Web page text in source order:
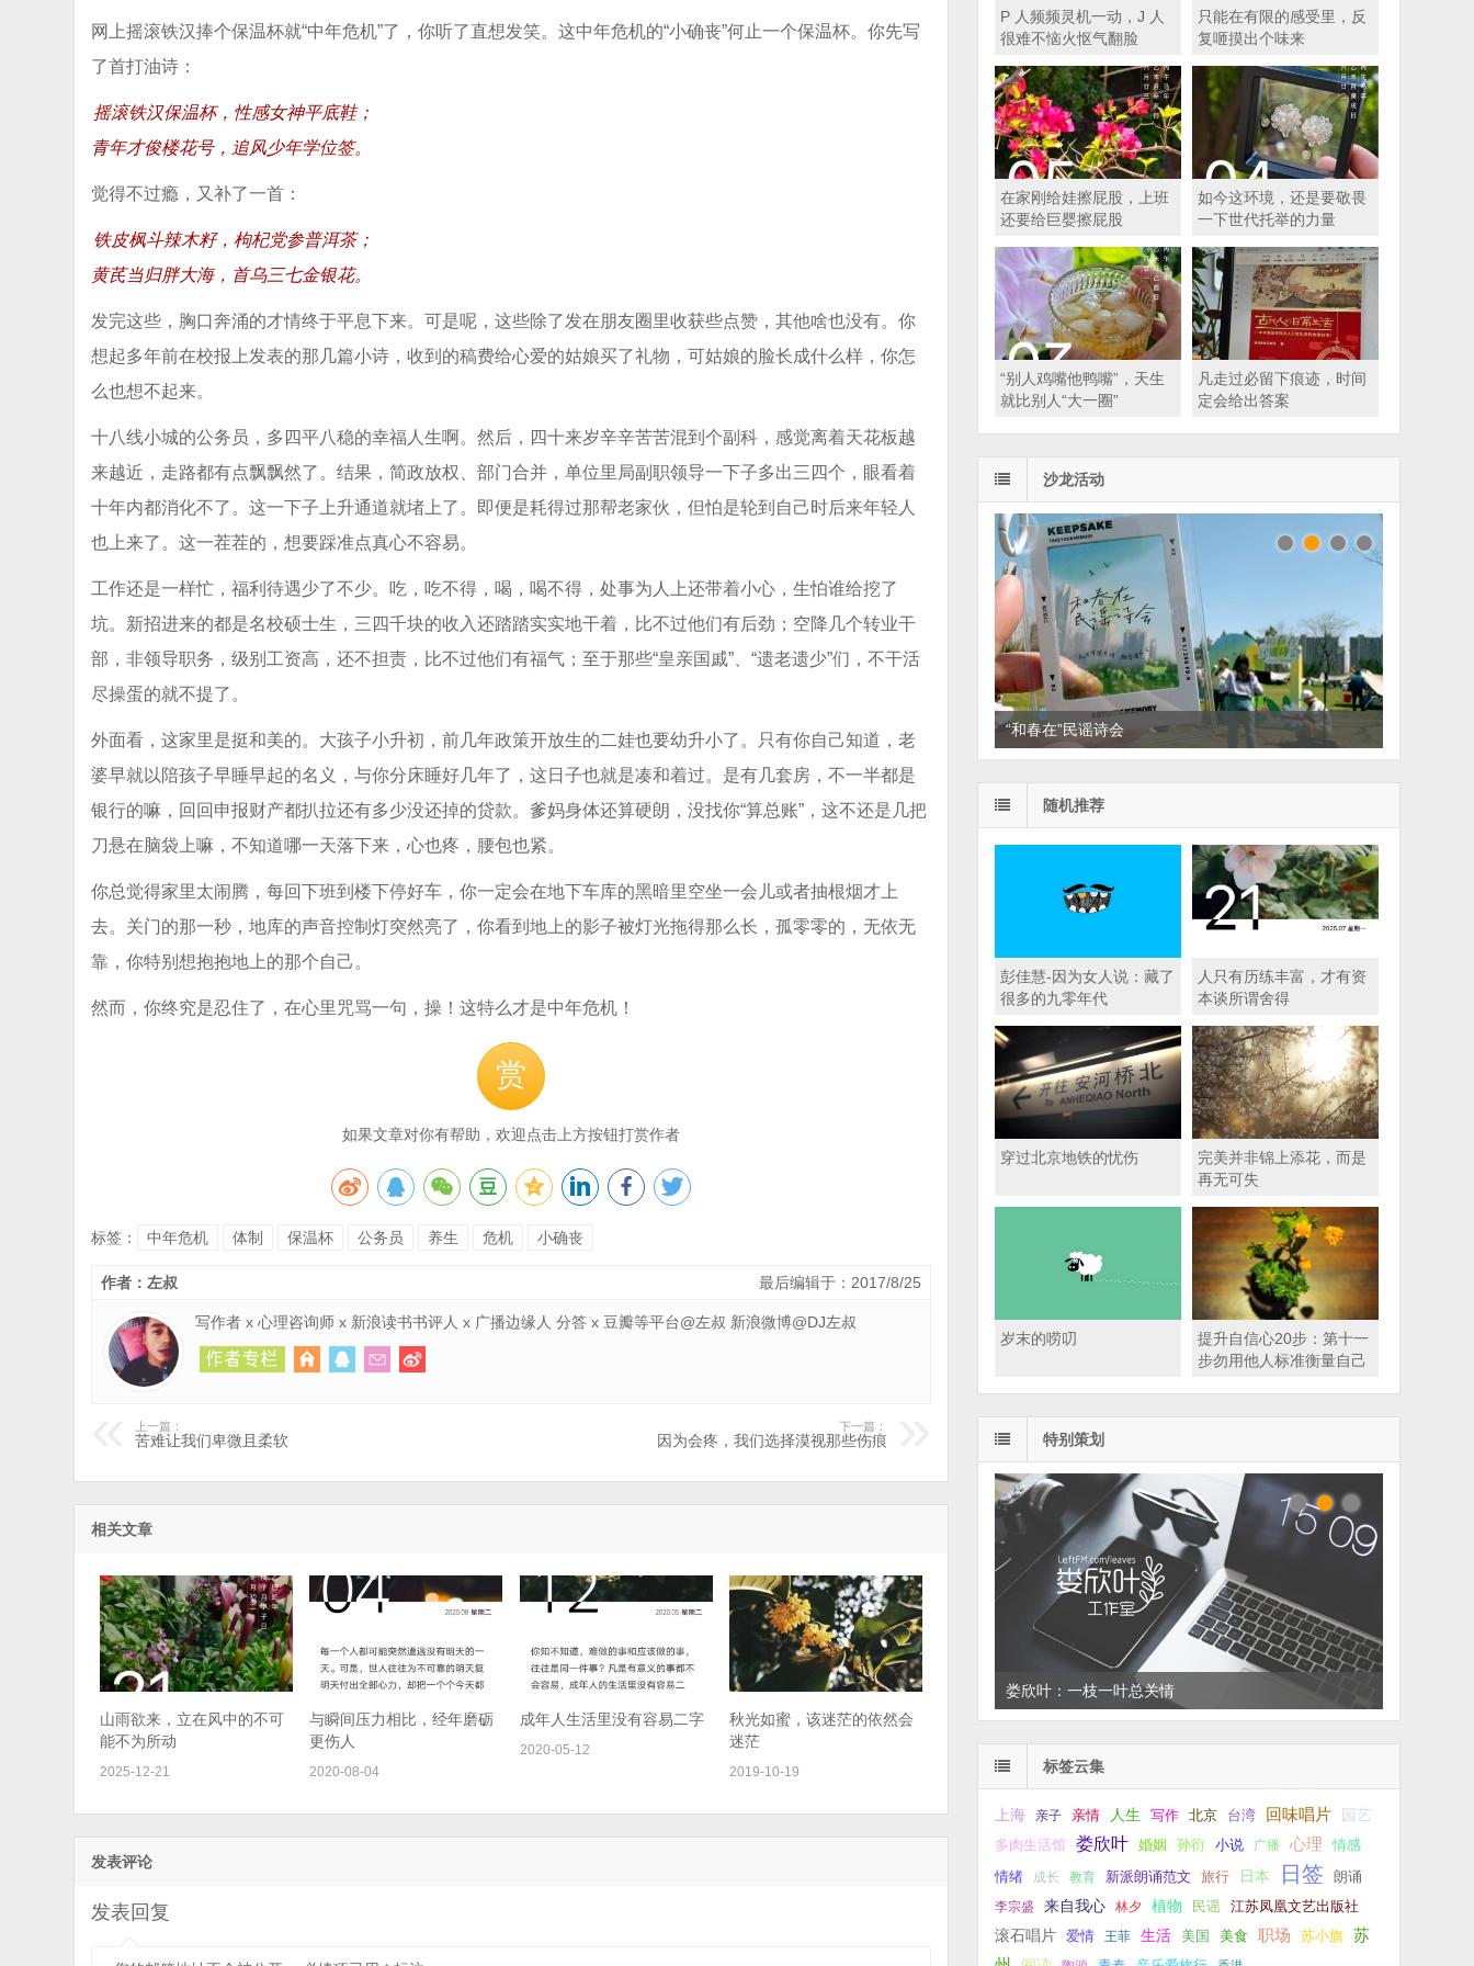
网上摇滚铁汉捧个保温杯就“中年危机”了，你听了直想发笑。这中年危机的“小确丧”何止一个保温杯。你先写
了首打油诗：
摇滚铁汉保温杯，性感女神平底鞋；
青年才俊楼花号，追风少年学位签。
觉得不过瘾，又补了一首：
铁皮枫斗辣木籽，枸杞党参普洱茶；
黄芪当归胖大海，首乌三七金银花。
发完这些，胸口奔涌的才情终于平息下来。可是呢，这些除了发在朋友圈里收获些点赞，其他啥也没有。你
想起多年前在校报上发表的那几篇小诗，收到的稿费给心爱的姑娘买了礼物，可姑娘的脸长成什么样，你怎
么也想不起来。
十八线小城的公务员，多四平八稳的幸福人生啊。然后，四十来岁辛辛苦苦混到个副科，感觉离着天花板越
来越近，走路都有点飘飘然了。结果，简政放权、部门合并，单位里局副职领导一下子多出三四个，眼看着
十年内都消化不了。这一下子上升通道就堵上了。即便是耗得过那帮老家伙，但怕是轮到自己时后来年轻人
也上来了。这一茬茬的，想要踩准点真心不容易。
工作还是一样忙，福利待遇少了不少。吃，吃不得，喝，喝不得，处事为人上还带着小心，生怕谁给挖了
坑。新招进来的都是名校硕士生，三四千块的收入还踏踏实实地干着，比不过他们有后劲；空降几个转业干
部，非领导职务，级别工资高，还不担责，比不过他们有福气；至于那些“皇亲国戚”、“遗老遗少”们，不干活
尽操蛋的就不提了。
外面看，这家里是挺和美的。大孩子小升初，前几年政策开放生的二娃也要幼升小了。只有你自己知道，老
婆早就以陪孩子早睡早起的名义，与你分床睡好几年了，这日子也就是凑和着过。是有几套房，不一半都是
银行的嘛，回回申报财产都扒拉还有多少没还掉的贷款。爹妈身体还算硬朗，没找你“算总账”，这不还是几把
刀悬在脑袋上嘛，不知道哪一天落下来，心也疼，腰包也紧。
你总觉得家里太闹腾，每回下班到楼下停好车，你一定会在地下车库的黑暗里空坐一会儿或者抽根烟才上
去。关门的那一秒，地库的声音控制灯突然亮了，你看到地上的影子被灯光拖得那么长，孤零零的，无依无
靠，你特别想抱抱地上的那个自己。
然而，你终究是忍住了，在心里咒骂一句，操！这特么才是中年危机！
赏
如果文章对你有帮助，欢迎点击上方按钮打赏作者
标签： 中年危机 体制 保温杯 公务员 养生 危机 小确丧
最后编辑于：2017/8/25
作者：左叔
写作者 x 心理咨询师 x 新浪读书书评人 x 广播边缘人 分答 x 豆瓣等平台@左叔 新浪微博@DJ左叔
上一篇：
苦难让我们卑微且柔软
下一篇：
因为会疼，我们选择漠视那些伤痕
相关文章
山雨欲来，立在风中的不可
能不为所动
2025-12-21
与瞬间压力相比，经年磨砺
更伤人
2020-08-04
成年人生活里没有容易二字
2020-05-12
秋光如蜜，该迷茫的依然会
迷茫
2019-10-19
发表评论
发表回复
P 人频频灵机一动，J 人
很难不恼火怄气翻脸
只能在有限的感受里，反
复咂摸出个味来
在家刚给娃擦屁股，上班
还要给巨婴擦屁股
如今这环境，还是要敬畏
一下世代托举的力量
“别人鸡嘴他鸭嘴”，天生
就比别人“大一圈”
凡走过必留下痕迹，时间
定会给出答案
沙龙活动
“和春在”民谣诗会
读家书单：悦读，散散班味
随机推荐
彭佳慧-因为女人说：藏了
很多的九零年代
人只有历练丰富，才有资
本谈所谓舍得
穿过北京地铁的忧伤
完美并非锦上添花，而是
再无可失
岁末的唠叨
提升自信心20步：第十一
步勿用他人标准衡量自己
特别策划
左叔：一生中还有多少个你
标签云集
上海 亲子 亲情 人生 写作 北京 台湾 回味唱片 园艺
多肉生活馆 娄欣叶 婚姻 孙衍 小说 广播 心理 情感
情绪 成长 教育 新派朗诵范文 旅行 日本 日签 朗诵
李宗盛 来自我心 林夕 植物 民谣
江苏凤凰文艺出版社
滚石唱片
爱情 王菲 生活 美国 美食 职场 苏小旗
苏